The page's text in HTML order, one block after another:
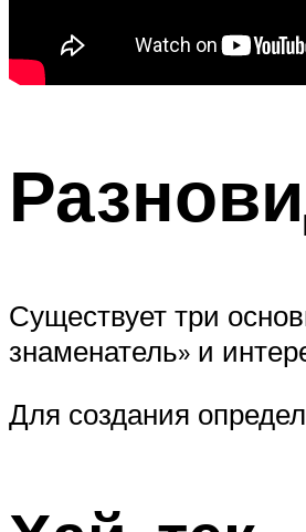
Существует три
знаменатель» и
Для создания